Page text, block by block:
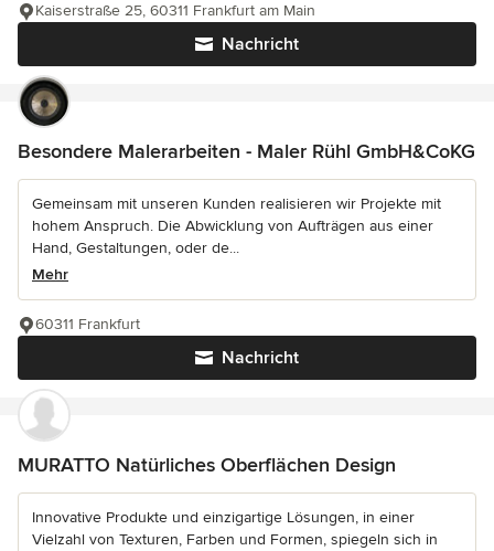
Nachricht
Kaiserstraße 25, 60311 Frankfurt am Main
Besondere Malerarbeiten - Maler Rühl GmbH&CoKG
Gemeinsam mit unseren Kunden realisieren wir Projekte mit
hohem Anspruch. Die Abwicklung von Aufträgen aus einer
Hand, Gestaltungen, oder de...
Mehr
Nachricht
60311 Frankfurt
MURATTO Natürliches Oberflächen Design
Innovative Produkte und einzigartige Lösungen, in einer
Vielzahl von Texturen, Farben und Formen, spiegeln sich in